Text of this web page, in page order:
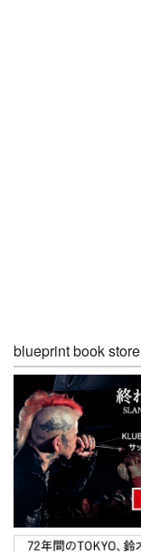
blueprint book store